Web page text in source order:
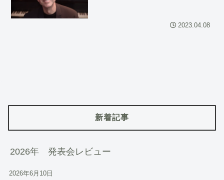
2023.04.08
新着記事
2026年 発表会レビュー
2026年6月10日